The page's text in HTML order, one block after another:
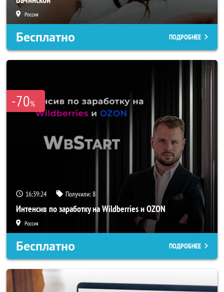
Россия
Бесплатно ПОДРОБНЕЕ
-70%
16:39:21 Получили:8
Интенсив по заработку на Wildberries и OZON
Россия
Бесплатно ПОДРОБНЕЕ